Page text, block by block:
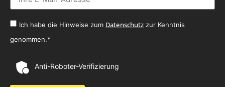
Ich habe die Hinweise zum Datenschutz zur Kenntnis
genommen.*
Anti-Roboter-Verifizierung